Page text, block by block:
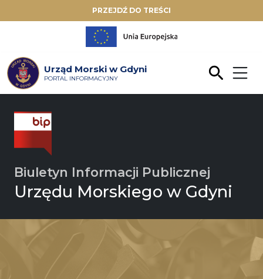
PRZEJDŹ DO TREŚCI
Urząd Morski w Gdyni
PORTAL INFORMACYJNY
Biuletyn Informacji Publicznej
Urzędu Morskiego w Gdyni